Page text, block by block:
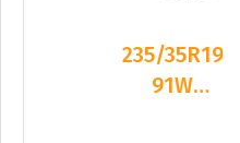
235/35R19
91W